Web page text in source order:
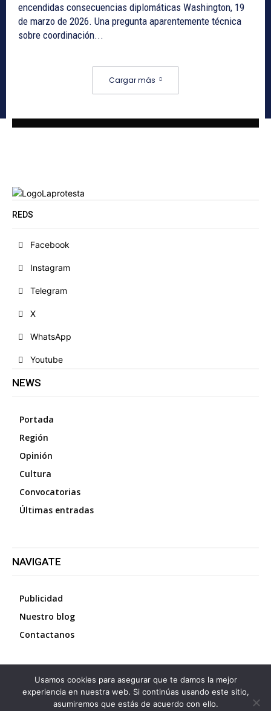
encendidas consecuencias diplomáticas Washington, 19
de marzo de 2026. Una pregunta aparentemente técnica
sobre coordinación...
Cargar más
REDS
Facebook
Instagram
Telegram
X
WhatsApp
Youtube
NEWS
Portada
Región
Opinión
Cultura
Convocatorias
Últimas entradas
NAVIGATE
Publicidad
Nuestro blog
Contactanos
©2026 Diario La Protesta.es- Todos los derechos
reservados
Usamos cookies para asegurar que te damos la mejor
experiencia en nuestra web. Si continúas usando este sitio,
asumiremos que estás de acuerdo con ello.